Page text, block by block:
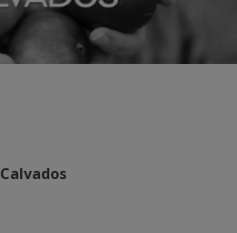
Calvados